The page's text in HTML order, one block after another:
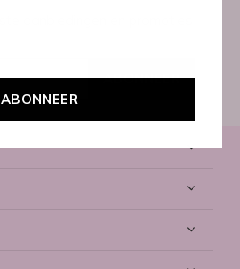
ABONNEER
ABONNEER